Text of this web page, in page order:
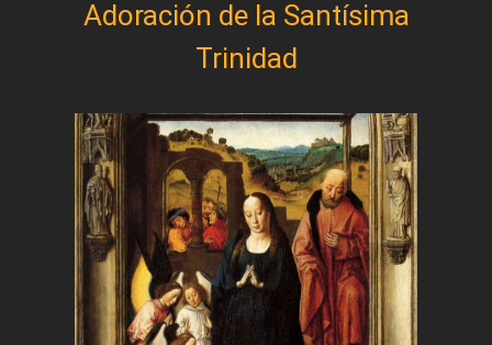
Adoración de la Santísima
Trinidad